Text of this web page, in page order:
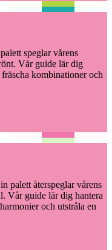
speglar vårens
Vår guide lär dig
kombinationer och
palett återspeglar vårens
Vår guide lär dig hantera
och utstråla en